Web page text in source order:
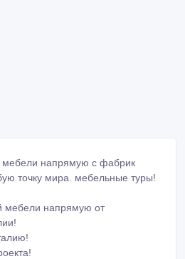
мебели напрямую с фабрик
точку мира. мебельные туры!
мебели напрямую от